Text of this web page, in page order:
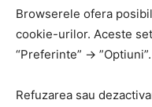
Browserele ofera
cookie-urilor. Aceste
“Preferinte” -> ”Optiuni”.
Refuzarea sau